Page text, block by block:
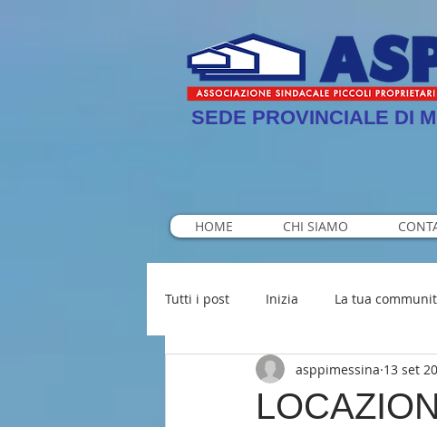
SEDE PROVINCIALE DI
HOME CHI SIAMO
Tutti i post Inizia La tua
asppimessina 13 set